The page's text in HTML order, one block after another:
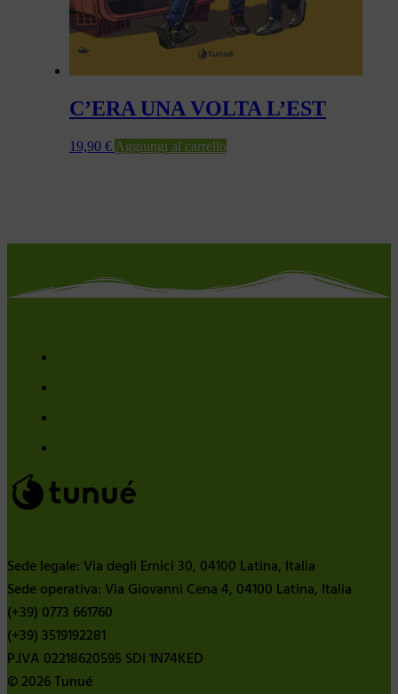
C’ERA UNA VOLTA L’EST
19,90 € Aggiungi al carrello
Sede legale: Via degli Ernici 30, 04100 Latina, Italia
Sede operativa: Via Giovanni Cena 4, 04100 Latina, Italia
(+39) 0773 661760
(+39) 3519192281
P.IVA 02218620595 SDI 1N74KED
© 2026 Tunué